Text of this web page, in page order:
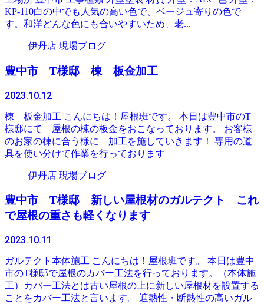
KP-110白の中でも人気の高い色で、ベージュ寄りの色で
す。和洋どんな色にも合いやすいため、老...
伊丹店 現場ブログ
豊中市 T様邸 棟 板金加工
2023.10.12
棟 板金加工 こんにちは！屋根班です。 本日は豊中市のT
様邸にて 屋根の棟の板金をおこなっております。 お客様
のお家の棟に合う様に 加工を施していきます！ 専用の道
具を使い分けて作業を行っております
伊丹店 現場ブログ
豊中市 T様邸 新しい屋根材のガルテクト これ
で屋根の重さも軽くなります
2023.10.11
ガルテクト本体施工 こんにちは！屋根班です。 本日は豊中
市のT様邸で屋根のカバー工法を行っております。（本体施
工）カバー工法とは古い屋根の上に新しい屋根材を設置する
ことをカバー工法と言います。 遮熱性・断熱性の高いガル